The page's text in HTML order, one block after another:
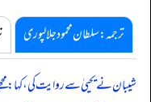
ترجمہ:سلطان محمود جلالپوری
شیبان نے یحییٰ سے روایت کی، کہا: